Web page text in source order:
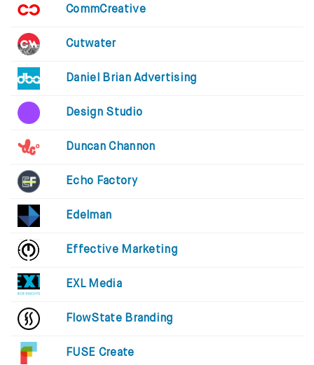
CommCreative
Cutwater
Daniel Brian Advertising
Design Studio
Duncan Channon
Echo Factory
Edelman
Effective Marketing
EXL Media
FlowState Branding
FUSE Create